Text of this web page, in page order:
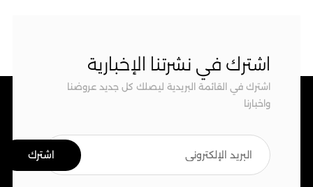
اشترك في نشرتنا الإخبارية
اشترك في القائمة البريدية ليصلك كل جديد عروضنا
واخبارنا